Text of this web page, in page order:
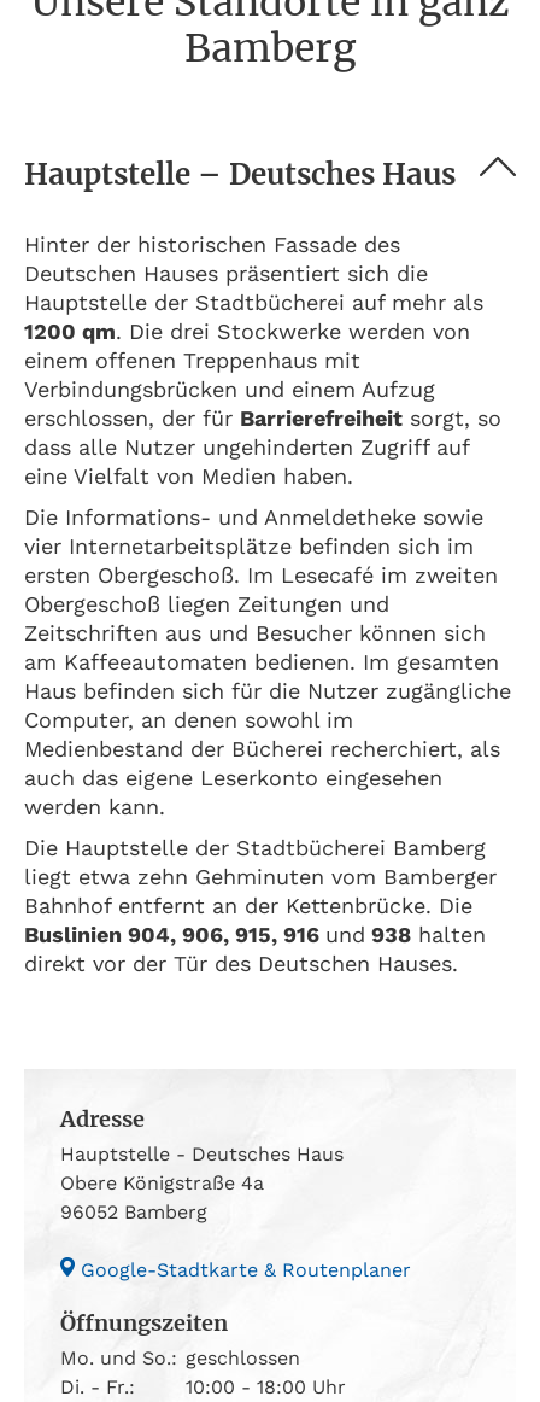
Bamberg
Hauptstelle – Deutsches Haus
Hinter der historischen Fassade des
Deutschen Hauses präsentiert sich die
Hauptstelle der Stadtbücherei auf mehr als
1200 qm. Die drei Stockwerke werden von
einem offenen Treppenhaus mit
Verbindungsbrücken und einem Aufzug
erschlossen, der für Barrierefreiheit sorgt, so
dass alle Nutzer ungehinderten Zugriff auf
eine Vielfalt von Medien haben.
Die Informations- und Anmeldetheke sowie
vier Internetarbeitsplätze befinden sich im
ersten Obergeschoß. Im Lesecafé im zweiten
Obergeschoß liegen Zeitungen und
Zeitschriften aus und Besucher können sich
am Kaffeeautomaten bedienen. Im gesamten
Haus befinden sich für die Nutzer zugängliche
Computer, an denen sowohl im
Medienbestand der Bücherei recherchiert, als
auch das eigene Leserkonto eingesehen
werden kann.
Die Hauptstelle der Stadtbücherei Bamberg
liegt etwa zehn Gehminuten vom Bamberger
Bahnhof entfernt an der Kettenbrücke. Die
Buslinien 904, 906, 915, 916 und 938 halten
direkt vor der Tür des Deutschen Hauses.
Adresse
Hauptstelle - Deutsches Haus
Obere Königstraße 4a
96052 Bamberg
Google-Stadtkarte & Routenplaner
Öffnungszeiten
Mo. und So.: geschlossen
Di. - Fr.:
10:00 - 18:00 Uhr